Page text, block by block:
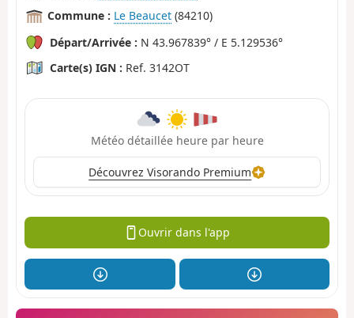
Commune : Le Beaucet (84210)
Départ/Arrivée : N 43.967839° / E 5.129536°
Carte(s) IGN : Ref. 3142OT
Météo détaillée heure par heure
Découvrez Visorando Premium
Ouvrir dans l'app